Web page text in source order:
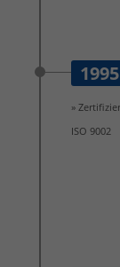
1995
»
ISO 9002